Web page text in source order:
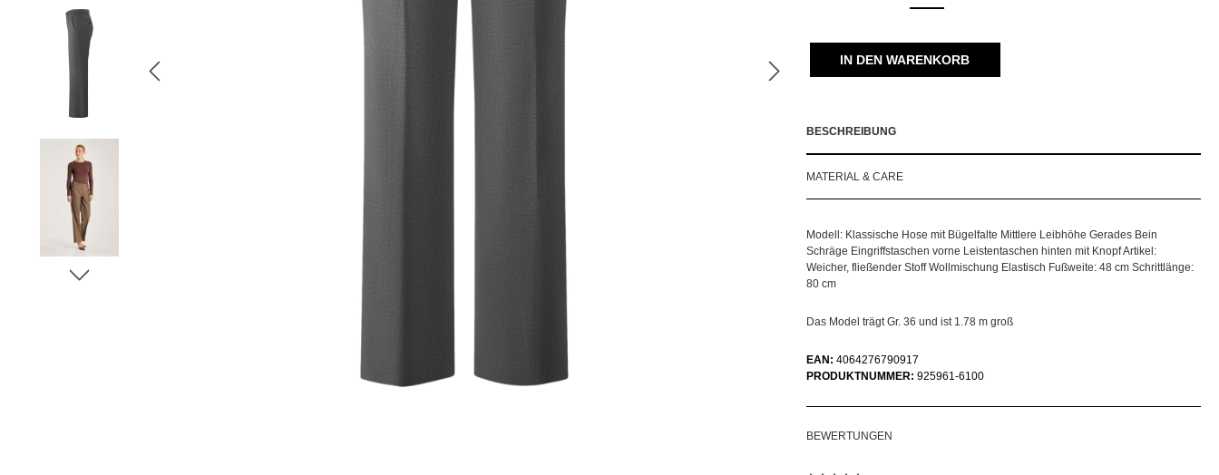
IN DEN WARENKORB
BESCHREIBUNG
MATERIAL & CARE
Modell: Klassische Hose mit Bügelfalte Mittlere Leibhöhe Gerades Bein
Schräge Eingriffstaschen vorne Leistentaschen hinten mit Knopf Artikel:
Weicher, fließender Stoff Wollmischung Elastisch Fußweite: 48 cm Schrittlänge:
80 cm
Das Model trägt Gr. 36 und ist 1.78 m groß
EAN:4064276790917
PRODUKTNUMMER:925961-6100
BEWERTUNGEN